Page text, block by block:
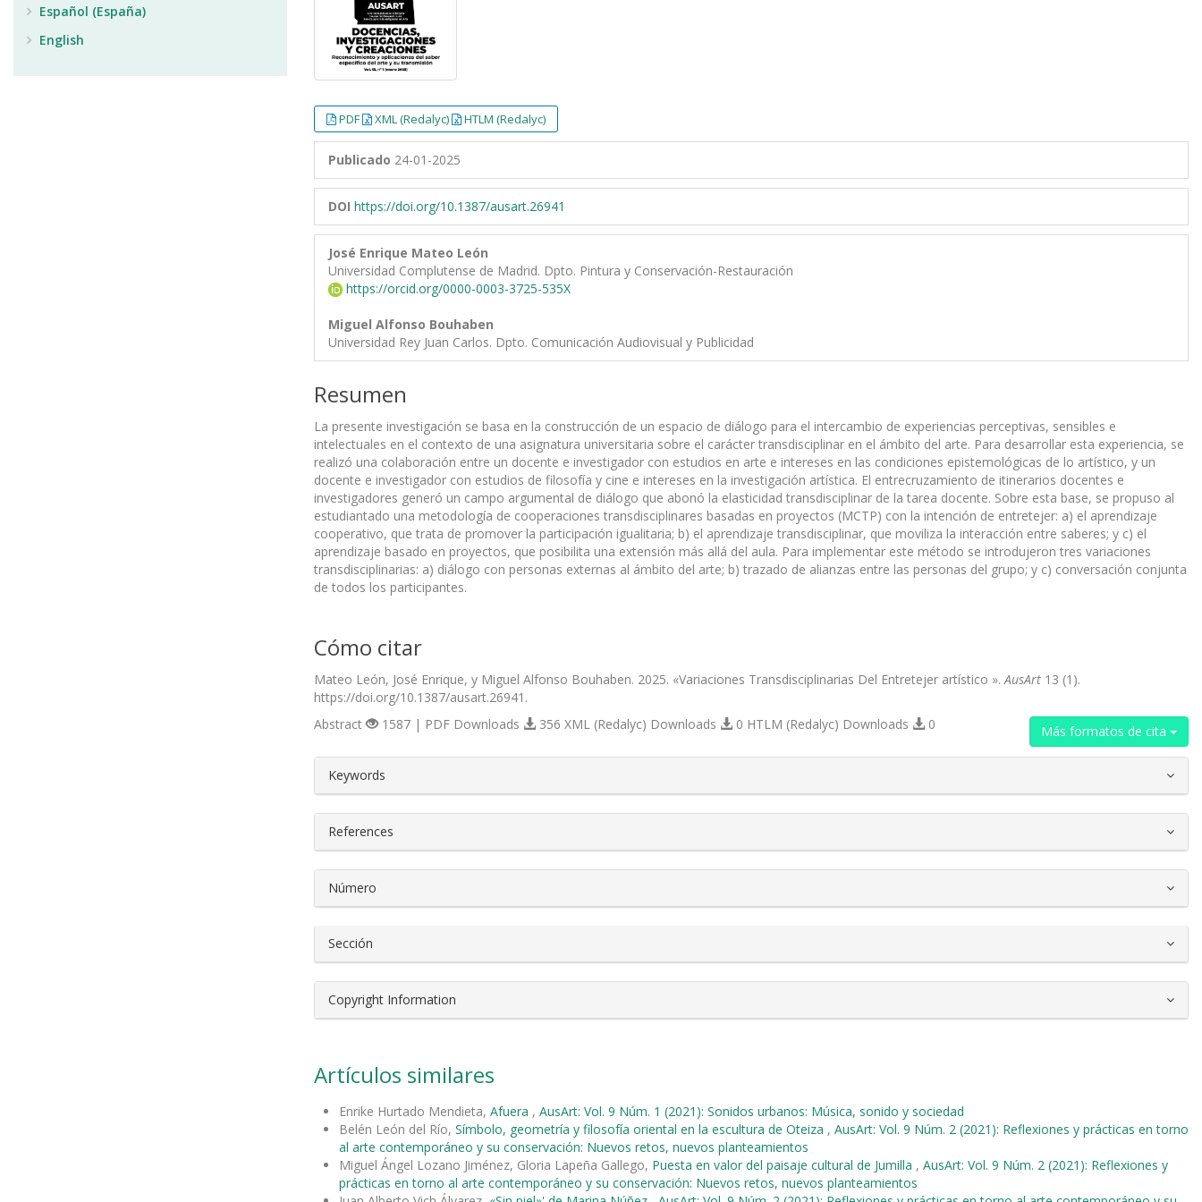
PDF XML (Redalyc) HTLM (Redalyc)
Publicado 24-01-2025
DOI https://doi.org/10.1387/ausart.26941
José Enrique Mateo León
Universidad Complutense de Madrid. Dpto. Pintura y Conservación-Restauración
https://orcid.org/0000-0003-3725-535X
Miguel Alfonso Bouhaben
Universidad Rey Juan Carlos. Dpto. Comunicación Audiovisual y Publicidad
Resumen
La presente investigación se basa en la construcción de un espacio de diálogo para el intercambio de experiencias perceptivas, sensibles e
intelectuales en el contexto de una asignatura universitaria sobre el carácter transdisciplinar en el ámbito del arte. Para desarrollar esta experiencia, se
realizó una colaboración entre un docente e investigador con estudios en arte e intereses en las condiciones epistemológicas de lo artístico, y un
docente e investigador con estudios de filosofía y cine e intereses en la investigación artística. El entrecruzamiento de itinerarios docentes e
investigadores generó un campo argumental de diálogo que abonó la elasticidad transdisciplinar de la tarea docente. Sobre esta base, se propuso al
estudiantado una metodología de cooperaciones transdisciplinares basadas en proyectos (MCTP) con la intención de entretejer: a) el aprendizaje
cooperativo, que trata de promover la participación igualitaria; b) el aprendizaje transdisciplinar, que moviliza la interacción entre saberes; y c) el
aprendizaje basado en proyectos, que posibilita una extensión más allá del aula. Para implementar este método se introdujeron tres variaciones
transdisciplinarias: a) diálogo con personas externas al ámbito del arte; b) trazado de alianzas entre las personas del grupo; y c) conversación conjunta
de todos los participantes.
Cómo citar
Mateo León, José Enrique, y Miguel Alfonso Bouhaben. 2025. «Variaciones Transdisciplinarias Del Entretejer artístico ».AusArt 13 (1).
https://doi.org/10.1387/ausart.26941.
Más formatos de cita
Abstract 1587 | PDF Downloads 356 XML (Redalyc) Downloads 0 HTLM (Redalyc) Downloads 0
##plugins.themes.bootstrap3.article.details##
Keywords
References
Número
Sección
Copyright Information
Artículos similares
Enrike Hurtado Mendieta, Afuera , AusArt: Vol. 9 Núm. 1 (2021): Sonidos urbanos: Música, sonido y sociedad
Belén León del Río, Símbolo, geometría y filosofía oriental en la escultura de Oteiza , AusArt: Vol. 9 Núm. 2 (2021): Reflexiones y prácticas en torno
al arte contemporáneo y su conservación: Nuevos retos, nuevos planteamientos
Miguel Ángel Lozano Jiménez, Gloria Lapeña Gallego, Puesta en valor del paisaje cultural de Jumilla , AusArt: Vol. 9 Núm. 2 (2021): Reflexiones y
prácticas en torno al arte contemporáneo y su conservación: Nuevos retos, nuevos planteamientos
Español (España)
English